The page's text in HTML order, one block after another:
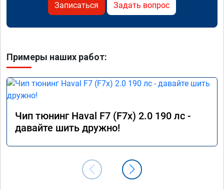
Записаться Задать вопрос
Примеры наших работ:
Чип тюнинг Haval F7 (F7x) 2.0 190 лс -
давайте шить дружно!